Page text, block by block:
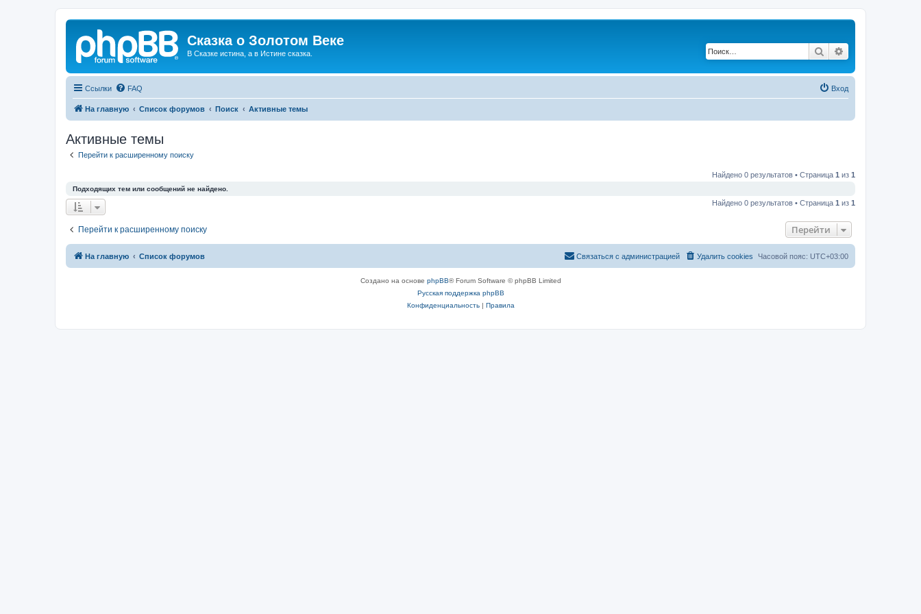
Сказка о Золотом Веке
В Сказке истина, а в Истине сказка. Поиск
Ссылки FAQ Вход
На главную Список форумов Поиск Активные темы
Активные темы
Перейти к расширенному поиску
Найдено 0 результатов • Страница 1 из 1
Подходящих тем или сообщений не найдено.
Найдено 0 результатов • Страница 1 из 1
Перейти к расширенному поиску Перейти
На главную Список форумов Часовой пояс: UTC+03:00
Удалить cookies
Связаться с администрацией
Создано на основе phpBB® Forum Software © phpBB Limited
Русская поддержка phpBB
Конфиденциальность| Правила